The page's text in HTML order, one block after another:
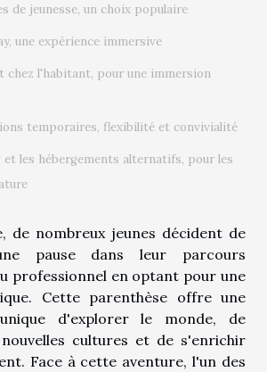
de jeunesse, un choix populaire
une expérience immersive
chez l'habitant, pour une immersion
temporaires, flexibilité et convivialité
et les hébergements alternatifs, pour les
de nombreux jeunes décident de
pause dans leur parcours
professionnel en optant pour une
Cette parenthèse offre une
d'explorer le monde, de
cultures et de s'enrichir
Face à cette aventure, l'un des